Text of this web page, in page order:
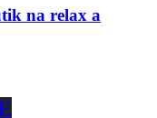
na relax a